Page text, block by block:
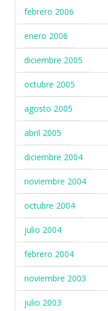
febrero 2006
enero 2006
diciembre 2005
octubre 2005
agosto 2005
abril 2005
diciembre 2004
noviembre 2004
octubre 2004
julio 2004
febrero 2004
noviembre 2003
julio 2003